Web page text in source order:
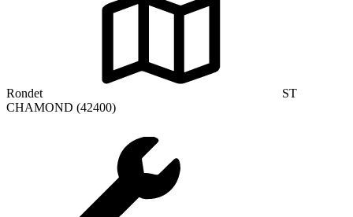
Rondet
ST
CHAMOND (42400)